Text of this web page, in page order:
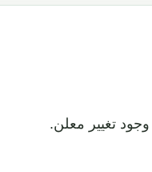
تغيير معلن.